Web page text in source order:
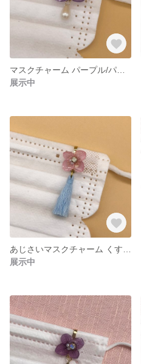
展示中
展示中